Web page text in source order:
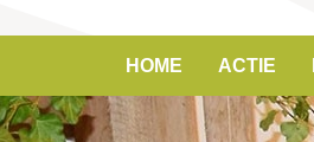
HOME ACTIE